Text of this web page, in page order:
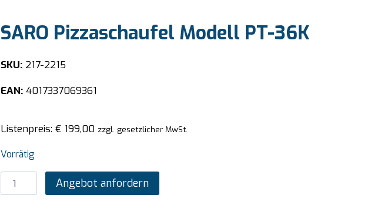
SARO Pizzaschaufel Modell PT-36K
SKU:217-2215
EAN:4017337069361
Listenpreis: €199,00 zzgl. gesetzlicher MwSt.
Vorrätig
SARO
Pizzaschaufel
Angebot anfordern